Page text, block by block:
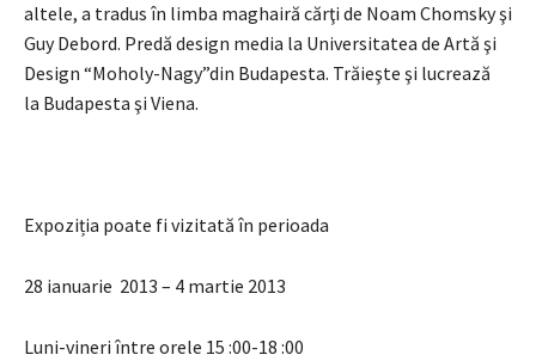
altele, a tradus în limba maghairă cărţi de Noam Chomsky şi
Guy Debord. Predă design media la Universitatea de Artă şi
Design “Moholy-Nagy”din Budapesta. Trăieşte şi lucrează
la Budapesta şi Viena.
Expoziția poate fi vizitată în perioada
28 ianuarie 2013 – 4 martie 2013
Luni-vineri între orele 15 :00-18 :00